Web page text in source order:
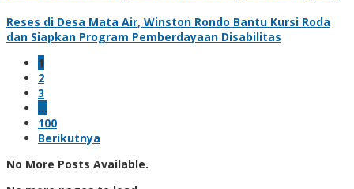
Reses di Desa Mata Air, Winston Rondo Bantu Kursi Roda
dan Siapkan Program Pemberdayaan Disabilitas
1
2
3
…
100
Berikutnya
No More Posts Available.